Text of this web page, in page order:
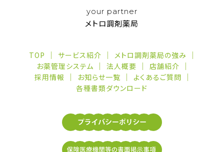
your partner
メトロ調剤薬局
TOP サービス紹介
メトロ調剤薬局の強み
お薬管理システム
法人概要
店舗紹介
採用情報
お知らせ一覧
よくあるご質問
各種書類ダウンロード